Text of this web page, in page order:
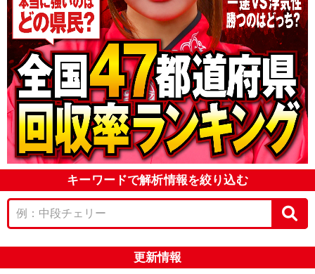
キーワードで解析情報を絞り込む
更新情報